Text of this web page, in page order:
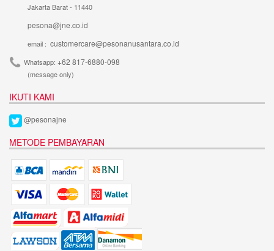
Jakarta Barat - 11440
pesona@jne.co.id
email : customercare@pesonanusantara.co.id
Whatsapp: +62 817-6880-098
(message only)
IKUTI KAMI
@pesonajne
METODE PEMBAYARAN